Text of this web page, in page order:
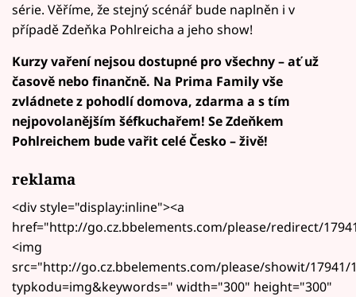
série. Věříme, že stejný scénář bude naplněn i v
případě Zdeňka Pohlreicha a jeho show!
Kurzy vaření nejsou dostupné pro všechny – ať už
časově nebo finančně. Na Prima Family vše
zvládnete z pohodlí domova, zdarma a s tím
nejpovolanějším šéfkuchařem! Se Zdeňkem
Pohlreichem bude vařit celé Česko – živě!
reklama
<div style="display:inline"><a
href="http://go.cz.bbelements.com/please/redirect/
<img
src="http://go.cz.bbelements.com/please/showit/17941/
typkodu=img&keywords=" width="300" height="300"